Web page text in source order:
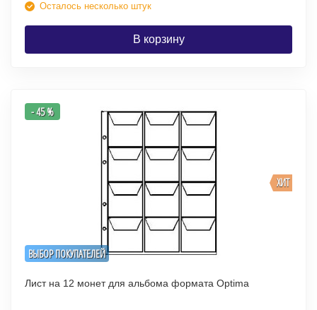
Осталось несколько штук
В корзину
ВЫБОР ПОКУПАТЕЛЕЙ
ХИТ
- 45 %
Лист на 12 монет для альбома формата Optima